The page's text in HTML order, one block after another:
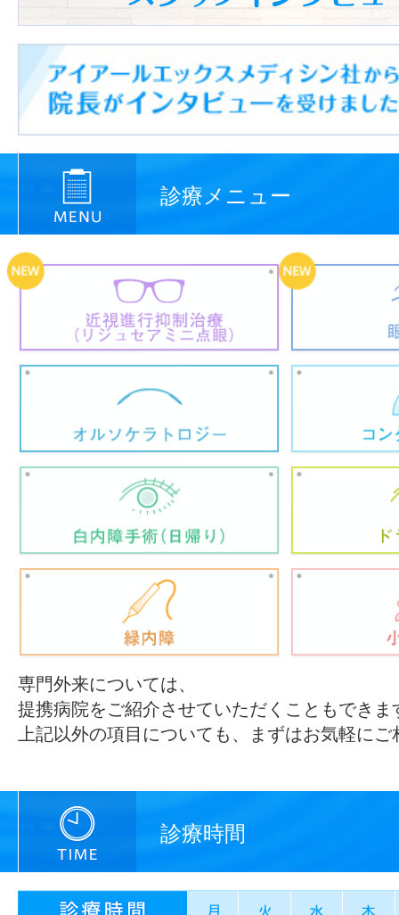
診療メニュー
専門外来については、
提携病院をご紹介させていただくこともできま
上記以外の項目についても、まずはお気軽に
診療時間